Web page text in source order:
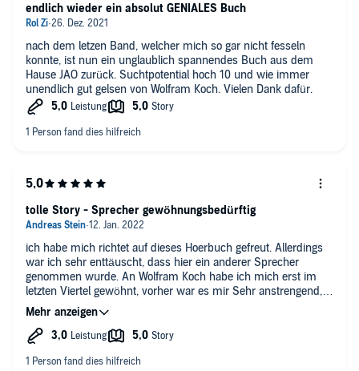
nach dem letzen Band, welcher mich so gar nicht fesseln
konnte, ist nun ein unglaublich spannendes Buch aus dem
Hause JAO zurück. Suchtpotential hoch 10 und wie immer
unendlich gut gelsen von Wolfram Koch. Vielen Dank dafür.
endlich wieder ein absolut GENIALES Buch
ich habe mich richtet auf dieses Hoerbuch gefreut. Allerdings
war ich sehr enttäuscht, dass hier ein anderer Sprecher
genommen wurde. An Wolfram Koch habe ich mich erst im
letzten Viertel gewöhnt, vorher war es mir Sehr anstrengend,
mich hinein zu finden
tolle Story - Sprecher gewöhnungsbedürftig